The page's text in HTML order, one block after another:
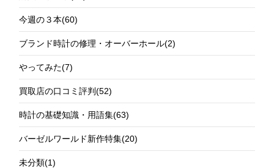
今週の３本(60)
ブランド時計の修理・オーバーホール(2)
やってみた(7)
買取店の口コミ評判(52)
時計の基礎知識・用語集(63)
バーゼルワールド新作特集(20)
未分類(1)